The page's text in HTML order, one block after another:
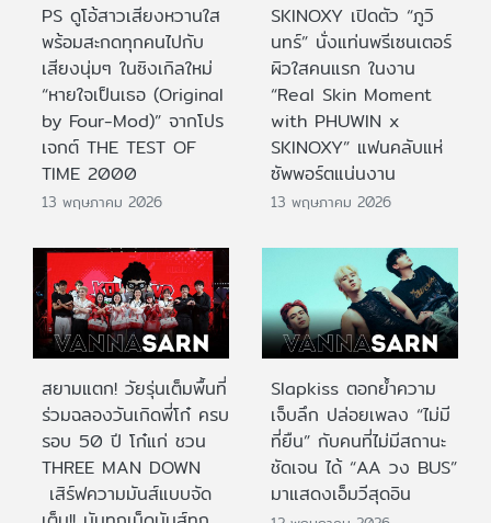
PS ดูโอ้สาวเสียงหวานใส
พร้อมสะกดทุกคนไปกับ
เสียงนุ่มๆ ในซิงเกิลใหม่
“หายใจเป็นเธอ (Original
by Four-Mod)” จากโปร
เจกต์ THE TEST OF
TIME 2000
13 พฤษภาคม 2026
SKINOXY เปิดตัว “ภูวิ
นทร์” นั่งแท่นพรีเซนเตอร์
ผิวใสคนแรก ในงาน
“Real Skin Moment
with PHUWIN x
SKINOXY” แฟนคลับแห่
ซัพพอร์ตแน่นงาน
13 พฤษภาคม 2026
สยามแตก! วัยรุ่นเต็มพื้นที่
ร่วมฉลองวันเกิดพี่โก๋ ครบ
รอบ 50 ปี โก๋แก่ ชวน
THREE MAN DOWN
เสิร์ฟความมันส์แบบจัด
Slapkiss ตอกย้ำความ
เจ็บลึก ปล่อยเพลง “ไม่มี
ที่ยืน” กับคนที่ไม่มีสถานะ
ชัดเจน ได้ “AA วง BUS”
มาแสดงเอ็มวีสุดอิน